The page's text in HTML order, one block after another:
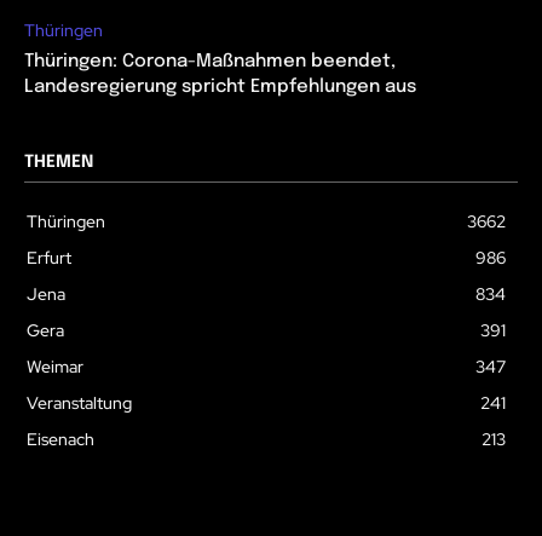
Thüringen
Thüringen: Corona-Maßnahmen beendet,
Landesregierung spricht Empfehlungen aus
THEMEN
Thüringen
3662
Erfurt
986
Jena
834
Gera
391
Weimar
347
Veranstaltung
241
Eisenach
213